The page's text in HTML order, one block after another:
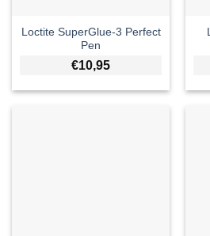
Loctite SuperGlue-3 Perfect
Pen
€10,95